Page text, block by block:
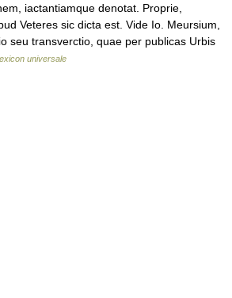
iactantiamque denotat. Proprie,
Veteres sic dicta est. Vide Io. Meursium,
seu transverctio, quae per publicas Urbis
universale